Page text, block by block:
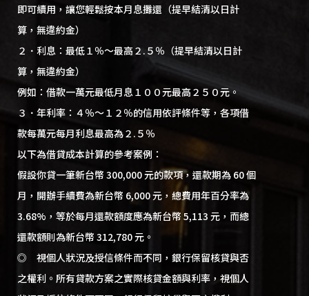
即可續用，讓您輕鬆按本月息攤還（提早結清以日計
算，無違約金）
２．利息：最低１％～最高２.５％（提早結清以日計
算，無違約金）
例如：借款一萬元最低月息１００元最高２５０元。
３．年利率：４％～１２％的信用依評條件等，各項借
款每萬元每月利息最高為２.５％
以下為借貸成本計算的參考案例：
假設你貸一筆新台幣 300,000 元的款項，還款期為 60 個
月，開辦手續費為新台幣 6,000 元，總費用年百分率為
3.68%，等於每月還款額度應為新台幣 5,113 元，而總
還款額則為新台幣 312,780 元。
◎ 視個人狀況及授信條件而不同，銀行保留核貸與否
之權利。所有貸款方案之實際核貸金額與利率，視個人